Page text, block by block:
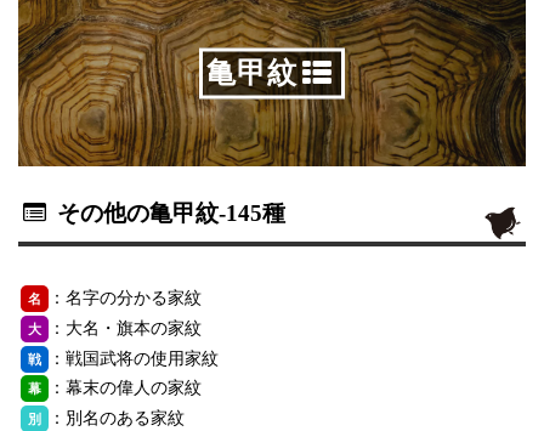
亀甲紋
その他の亀甲紋-145種
名 ：名字の分かる家紋
大 ：大名・旗本の家紋
戦 ：戦国武将の使用家紋
幕 ：幕末の偉人の家紋
別 ：別名のある家紋